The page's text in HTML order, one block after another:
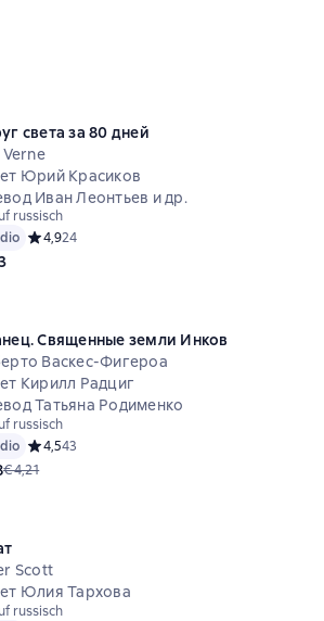
света за 80 дней
Verne
Юрий Красиков
Иван Леонтьев и др.
russisch
Средний рейтинг 4,9 на основе 24 оценок
4,924
Священные земли Инков
Васкес-Фигероа
Кирилл Радциг
Татьяна Родименко
russisch
Средний рейтинг 4,5 на основе 43 оценок
4,543
€4,21
Scott
Юлия Тархова
russisch